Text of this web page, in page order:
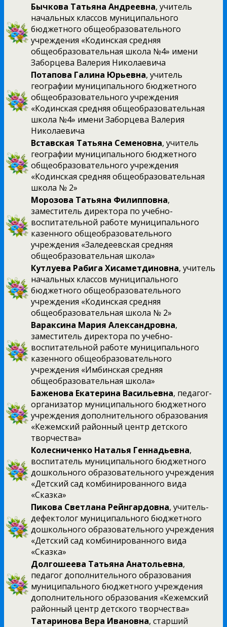
Бычкова Татьяна Андреевна, учитель
начальных классов муниципального
бюджетного общеобразовательного
учреждения «Кодинская средняя
общеобразовательная школа №4» имени
Заборцева Валерия Николаевича
Потапова Галина Юрьевна, учитель
географии муниципального бюджетного
общеобразовательного учреждения
«Кодинская средняя общеобразовательная
школа №4» имени Заборцева Валерия
Николаевича
Вставская Татьяна Семеновна, учитель
географии муниципального бюджетного
общеобразовательного учреждения
«Кодинская средняя общеобразовательная
школа № 2»
Морозова Татьяна Филипповна,
заместитель директора по учебно-
воспитательной работе муниципального
казенного общеобразовательного
учреждения «Заледеевская средняя
общеобразовательная школа»
Кутлуева Рабига Хисаметдиновна, учитель
начальных классов муниципального
бюджетного общеобразовательного
учреждения «Кодинская средняя
общеобразовательная школа № 2»
Вараксина Мария Александровна,
заместитель директора по учебно-
воспитательной работе муниципального
казенного общеобразовательного
учреждения «Имбинская средняя
общеобразовательная школа»
Баженова Екатерина Васильевна, педагог-
организатор муниципального бюджетного
учреждения дополнительного образования
«Кежемский районный центр детского
творчества»
Колесниченко Наталья Геннадьевна,
воспитатель муниципального бюджетного
дошкольного образовательного учреждения
«Детский сад комбинированного вида
«Сказка»
Пикова Светлана Рейнгардовна, учитель-
дефектолог муниципального бюджетного
дошкольного образовательного учреждения
«Детский сад комбинированного вида
«Сказка»
Долгошеева Татьяна Анатольевна,
педагог дополнительного образования
муниципального бюджетного учреждения
дополнительного образования «Кежемский
районный центр детского творчества»
Татаринова Вера Ивановна, старший